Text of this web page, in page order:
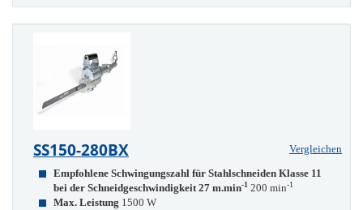
SS150-280BX
Vergleichen
Empfohlene Schwingungszahl für Stahlschneiden Klasse 11
bei der Schneidgeschwindigkeit 27 m.min-1 200 min-1
Max. Leistung 1500 W